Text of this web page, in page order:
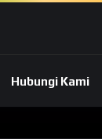
Hubungi Kami